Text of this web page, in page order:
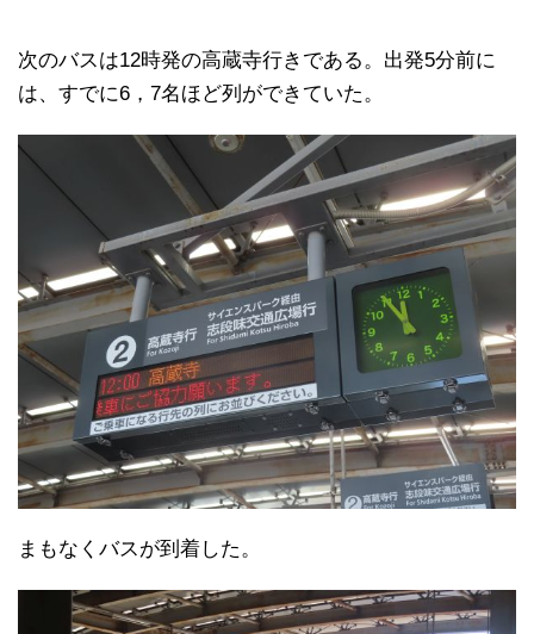
次のバスは12時発の高蔵寺行きである。出発5分前に
は、すでに6，7名ほど列ができていた。
まもなくバスが到着した。